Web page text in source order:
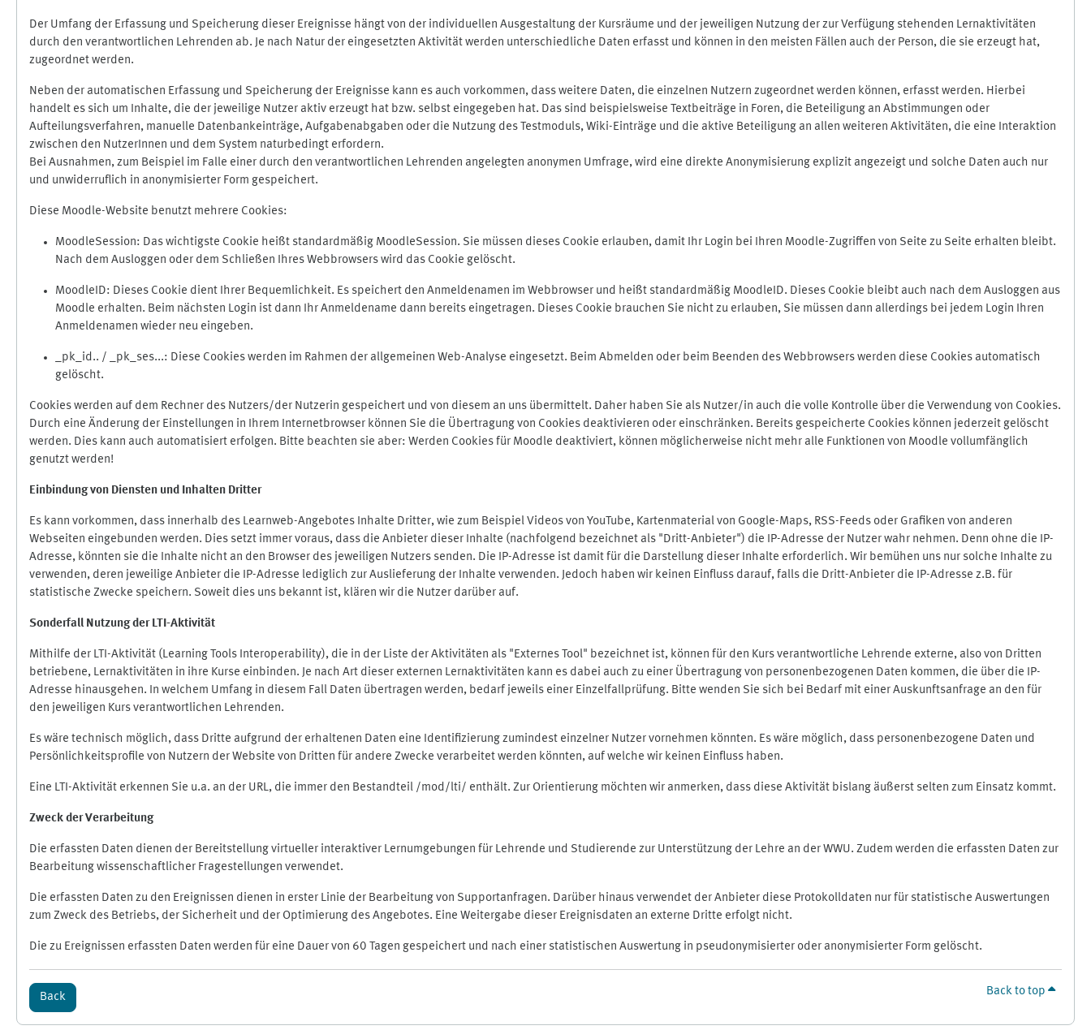
Der Umfang der Erfassung und Speicherung dieser Ereignisse hängt von der individuellen Ausgestaltung der Kursräume und der jeweiligen Nutzung der zur Verfügung stehenden Lernaktivitäten
durch den verantwortlichen Lehrenden ab. Je nach Natur der eingesetzten Aktivität werden unterschiedliche Daten erfasst und können in den meisten Fällen auch der Person, die sie erzeugt hat,
zugeordnet werden.
Neben der automatischen Erfassung und Speicherung der Ereignisse kann es auch vorkommen, dass weitere Daten, die einzelnen Nutzern zugeordnet werden können, erfasst werden. Hierbei
handelt es sich um Inhalte, die der jeweilige Nutzer aktiv erzeugt hat bzw. selbst eingegeben hat. Das sind beispielsweise Textbeiträge in Foren, die Beteiligung an Abstimmungen oder
Aufteilungsverfahren, manuelle Datenbankeinträge, Aufgabenabgaben oder die Nutzung des Testmoduls, Wiki-Einträge und die aktive Beteiligung an allen weiteren Aktivitäten, die eine Interaktion
zwischen den NutzerInnen und dem System naturbedingt erfordern.
Bei Ausnahmen, zum Beispiel im Falle einer durch den verantwortlichen Lehrenden angelegten anonymen Umfrage, wird eine direkte Anonymisierung explizit angezeigt und solche Daten auch nur
und unwiderruflich in anonymisierter Form gespeichert.
Diese Moodle-Website benutzt mehrere Cookies:
MoodleSession: Das wichtigste Cookie heißt standardmäßig MoodleSession. Sie müssen dieses Cookie erlauben, damit Ihr Login bei Ihren Moodle-Zugriffen von Seite zu Seite erhalten bleibt.
Nach dem Ausloggen oder dem Schließen Ihres Webbrowsers wird das Cookie gelöscht.
MoodleID: Dieses Cookie dient Ihrer Bequemlichkeit. Es speichert den Anmeldenamen im Webbrowser und heißt standardmäßig MoodleID. Dieses Cookie bleibt auch nach dem Ausloggen aus
Moodle erhalten. Beim nächsten Login ist dann Ihr Anmeldename dann bereits eingetragen. Dieses Cookie brauchen Sie nicht zu erlauben, Sie müssen dann allerdings bei jedem Login Ihren
Anmeldenamen wieder neu eingeben.
_pk_id.. / _pk_ses...: Diese Cookies werden im Rahmen der allgemeinen Web-Analyse eingesetzt. Beim Abmelden oder beim Beenden des Webbrowsers werden diese Cookies automatisch
gelöscht.
Cookies werden auf dem Rechner des Nutzers/der Nutzerin gespeichert und von diesem an uns übermittelt. Daher haben Sie als Nutzer/in auch die volle Kontrolle über die Verwendung von Cookies.
Durch eine Änderung der Einstellungen in Ihrem Internetbrowser können Sie die Übertragung von Cookies deaktivieren oder einschränken. Bereits gespeicherte Cookies können jederzeit gelöscht
werden. Dies kann auch automatisiert erfolgen. Bitte beachten sie aber: Werden Cookies für Moodle deaktiviert, können möglicherweise nicht mehr alle Funktionen von Moodle vollumfänglich
genutzt werden!
Einbindung von Diensten und Inhalten Dritter
Es kann vorkommen, dass innerhalb des Learnweb-Angebotes Inhalte Dritter, wie zum Beispiel Videos von YouTube, Kartenmaterial von Google-Maps, RSS-Feeds oder Grafiken von anderen
Webseiten eingebunden werden. Dies setzt immer voraus, dass die Anbieter dieser Inhalte (nachfolgend bezeichnet als "Dritt-Anbieter") die IP-Adresse der Nutzer wahr nehmen. Denn ohne die IP-
Adresse, könnten sie die Inhalte nicht an den Browser des jeweiligen Nutzers senden. Die IP-Adresse ist damit für die Darstellung dieser Inhalte erforderlich. Wir bemühen uns nur solche Inhalte zu
verwenden, deren jeweilige Anbieter die IP-Adresse lediglich zur Auslieferung der Inhalte verwenden. Jedoch haben wir keinen Einfluss darauf, falls die Dritt-Anbieter die IP-Adresse z.B. für
statistische Zwecke speichern. Soweit dies uns bekannt ist, klären wir die Nutzer darüber auf.
Sonderfall Nutzung der LTI-Aktivität
Mithilfe der LTI-Aktivität (Learning Tools Interoperability), die in der Liste der Aktivitäten als "Externes Tool" bezeichnet ist, können für den Kurs verantwortliche Lehrende externe, also von Dritten
betriebene, Lernaktivitäten in ihre Kurse einbinden. Je nach Art dieser externen Lernaktivitäten kann es dabei auch zu einer Übertragung von personenbezogenen Daten kommen, die über die IP-
Adresse hinausgehen. In welchem Umfang in diesem Fall Daten übertragen werden, bedarf jeweils einer Einzelfallprüfung. Bitte wenden Sie sich bei Bedarf mit einer Auskunftsanfrage an den für
den jeweiligen Kurs verantwortlichen Lehrenden.
Es wäre technisch möglich, dass Dritte aufgrund der erhaltenen Daten eine Identifizierung zumindest einzelner Nutzer vornehmen könnten. Es wäre möglich, dass personenbezogene Daten und
Persönlichkeitsprofile von Nutzern der Website von Dritten für andere Zwecke verarbeitet werden könnten, auf welche wir keinen Einfluss haben.
Eine LTI-Aktivität erkennen Sie u.a. an der URL, die immer den Bestandteil /mod/lti/ enthält. Zur Orientierung möchten wir anmerken, dass diese Aktivität bislang äußerst selten zum Einsatz kommt.
Zweck der Verarbeitung
Die erfassten Daten dienen der Bereitstellung virtueller interaktiver Lernumgebungen für Lehrende und Studierende zur Unterstützung der Lehre an der WWU. Zudem werden die erfassten Daten zur
Bearbeitung wissenschaftlicher Fragestellungen verwendet.
Die erfassten Daten zu den Ereignissen dienen in erster Linie der Bearbeitung von Supportanfragen. Darüber hinaus verwendet der Anbieter diese Protokolldaten nur für statistische Auswertungen
zum Zweck des Betriebs, der Sicherheit und der Optimierung des Angebotes. Eine Weitergabe dieser Ereignisdaten an externe Dritte erfolgt nicht.
Die zu Ereignissen erfassten Daten werden für eine Dauer von 60 Tagen gespeichert und nach einer statistischen Auswertung in pseudonymisierter oder anonymisierter Form gelöscht.
Back Back to top